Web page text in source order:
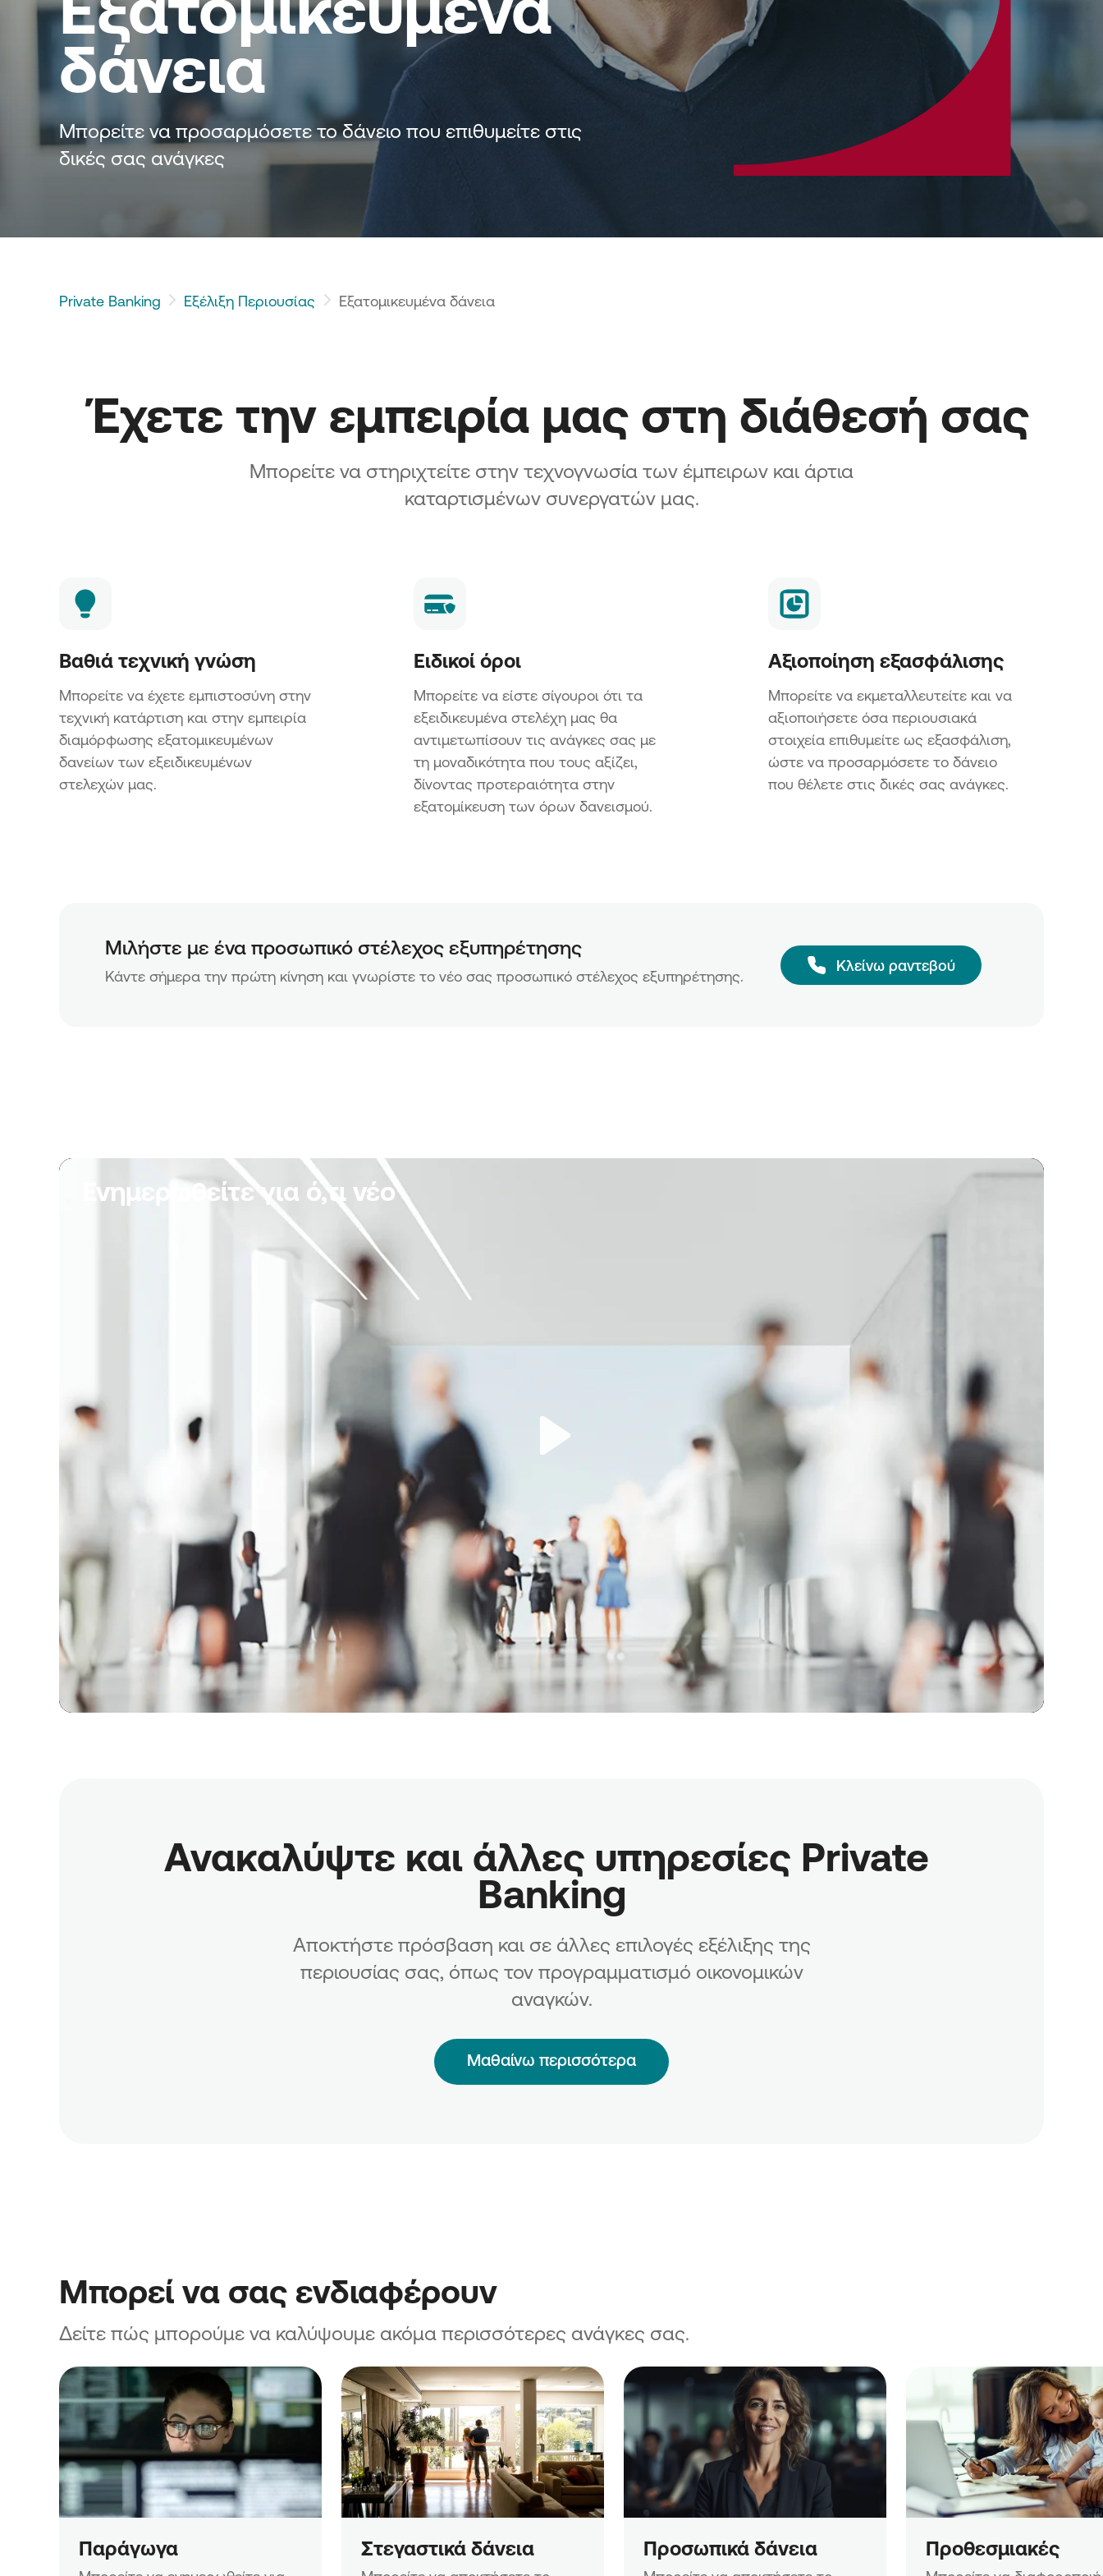
μέσα, με τις
τιμές και προτεραιότητα
ανάγκες σας.
Τράπεζα.
δάνεια
Μπορείτε να προσαρμόσετε το δάνειο που επιθυμείτε στις
δικές σας ανάγκες
Private Banking Εξέλιξη Περιουσίας Εξατομικευμένα δάνεια
Έχετε την εμπειρία μας στη διάθεσή σας
Μπορείτε να στηριχτείτε στην τεχνογνωσία των έμπειρων και άρτια
καταρτισμένων συνεργατών μας.
Βαθιά τεχνική γνώση
Μπορείτε να έχετε εμπιστοσύνη στην
τεχνική κατάρτιση και στην εμπειρία
διαμόρφωσης εξατομικευμένων
δανείων των εξειδικευμένων
στελεχών μας.
Ειδικοί όροι
Μπορείτε να είστε σίγουροι ότι τα
εξειδικευμένα στελέχη μας θα
αντιμετωπίσουν τις ανάγκες σας με
τη μοναδικότητα που τους αξίζει,
δίνοντας προτεραιότητα στην
εξατομίκευση των όρων δανεισμού.
Αξιοποίηση εξασφάλισης
Μπορείτε να εκμεταλλευτείτε και να
αξιοποιήσετε όσα περιουσιακά
στοιχεία επιθυμείτε ως εξασφάλιση,
ώστε να προσαρμόσετε το δάνειο
που θέλετε στις δικές σας ανάγκες.
Μιλήστε με ένα προσωπικό στέλεχος εξυπηρέτησης
Κάντε σήμερα την πρώτη κίνηση και γνωρίστε το νέο σας προσωπικό στέλεχος εξυπηρέτησης.
Κλείνω ραντεβού
Ενημερωθείτε για ό,τι νέο
Ανακαλύψτε και άλλες υπηρεσίες Private
Banking
Αποκτήστε πρόσβαση και σε άλλες επιλογές εξέλιξης της
περιουσίας σας, όπως τον προγραμματισμό οικονομικών
αναγκών.
Μαθαίνω περισσότερα
Μπορεί να σας ενδιαφέρουν
Δείτε πώς μπορούμε να καλύψουμε ακόμα περισσότερες ανάγκες σας.
Παράγωγα Στεγαστικά δάνεια Προσωπικά δάνεια Προθεσμιακές